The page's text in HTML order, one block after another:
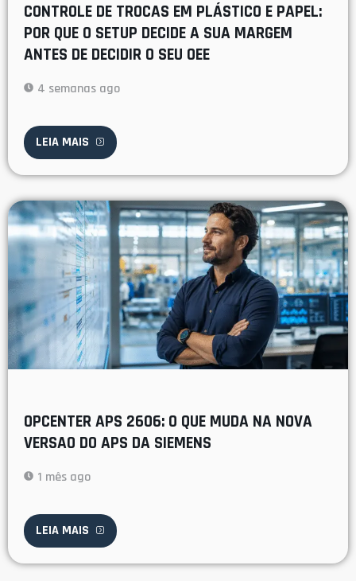
CONTROLE DE TROCAS EM PLÁSTICO E PAPEL:
POR QUE O SETUP DECIDE A SUA MARGEM
ANTES DE DECIDIR O SEU OEE
4 semanas ago
LEIA MAIS
OPCENTER APS 2606: O QUE MUDA NA NOVA
VERSAO DO APS DA SIEMENS
1 mês ago
LEIA MAIS